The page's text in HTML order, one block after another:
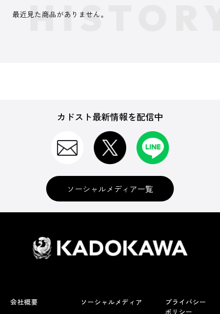
最近見た商品がありません。
カドスト最新情報を配信中
ソーシャルメディア一覧
会社概要
ソーシャルメディア
プライバシー
ポリシー